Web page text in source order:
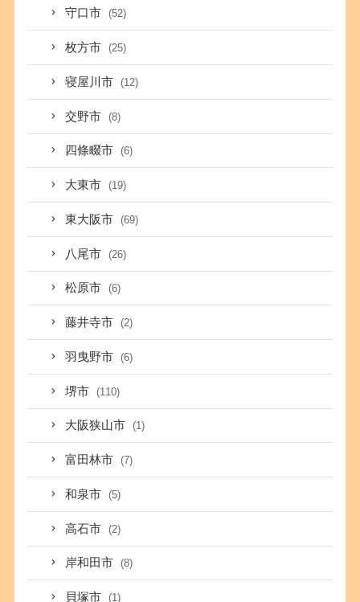
守口市 (52)
枚方市 (25)
寝屋川市 (12)
交野市 (8)
四條畷市 (6)
大東市 (19)
東大阪市 (69)
八尾市 (26)
松原市 (6)
藤井寺市 (2)
羽曳野市 (6)
堺市 (110)
大阪狭山市 (1)
富田林市 (7)
和泉市 (5)
高石市 (2)
岸和田市 (8)
貝塚市 (1)